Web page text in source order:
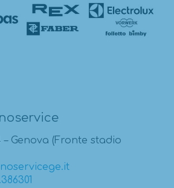
– Genova (Fronte stadio